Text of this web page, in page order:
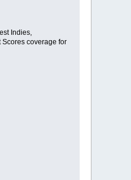
Indies,
coverage for